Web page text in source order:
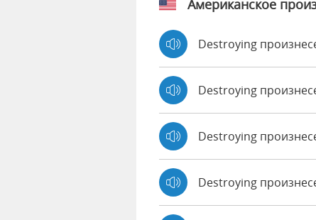
Американское
Destroying
Destroying
Destroying
Destroying